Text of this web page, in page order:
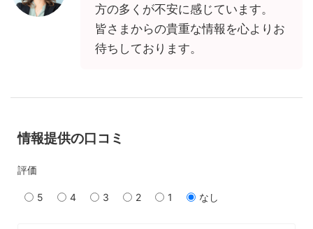
方の多くが不安に感じています。
皆さまからの貴重な情報を心よりお
待ちしております。
情報提供の口コミ
評価
5 4 3 2 1 なし